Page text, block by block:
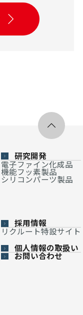
研究開発
電子ファイン化成品
機能フッ素製品
シリコンパーツ製品
採用情報
リクルート特設サイト
個人情報の取扱い
お問い合わせ